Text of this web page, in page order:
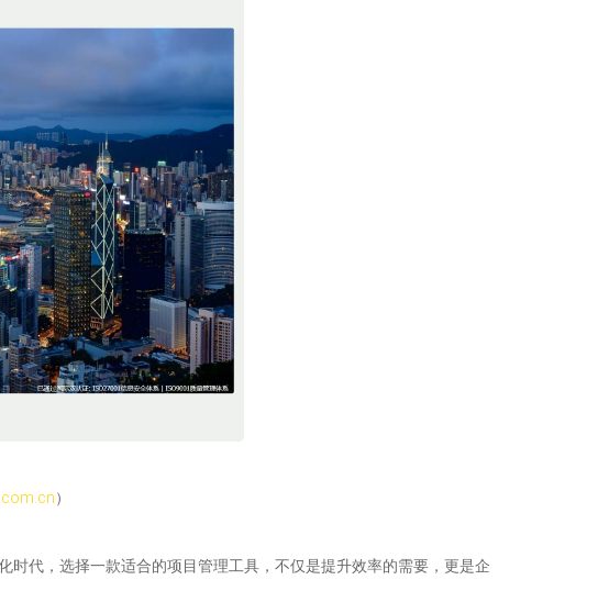
）
时代，选择一款适合的项目管理工具，不仅是提升效率的需要，更是企